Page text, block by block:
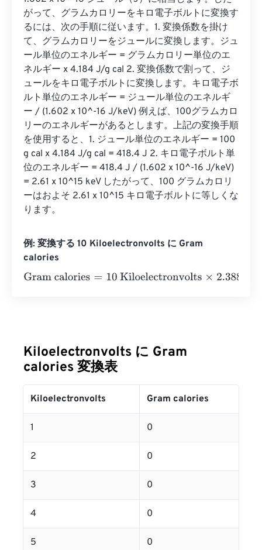
がって、グラムカロリーをキロ電子ボルトに変換す
るには、次の手順に従います。1. 変換係数を掛け
て、グラムカロリーをジュールに変換します。ジュ
ール単位のエネルギー = グラムカロリー単位のエ
ネルギー x 4.184 J/g cal 2. 変換係数で割って、ジ
ュールをキロ電子ボルトに変換します。キロ電子ボ
ルト単位のエネルギー = ジュール単位のエネルギ
ー / (1.602 x 10^-16 J/keV) 例えば、100グラムカロ
リーのエネルギーがあるとします。上記の変換手順
を使用すると、1. ジュール単位のエネルギー = 100
g cal x 4.184 J/g cal = 418.4 J 2. キロ電子ボルト単
位のエネルギー = 418.4 J / (1.602 x 10^-16 J/keV)
= 2.61 x 10^15 keV したがって、100 グラムカロリ
ーはおよそ 2.61 x 10^15 キロ電子ボルトに等しくな
ります。
例: 変換する 10 Kiloelectronvolts に Gram
calories
Gram calories=10 Kiloelectronvolts×2.3884589662755
Kiloelectronvolts に Gram
calories 変換表
Kiloelectronvolts Gram calories
1 0
2 0
3 0
4 0
5 0